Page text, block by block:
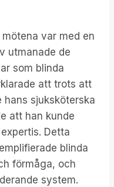
var med en
utmanade de
som blinda
att trots att
hans sjuksköterska
att han kunde
Detta
blinda
förmåga, och
system.